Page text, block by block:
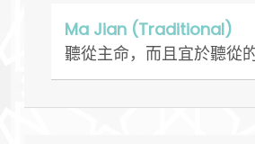
Ma Jian (Traditional)
聽從主命，而且宜於聽從的